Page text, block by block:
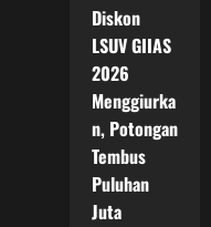
Diskon
LSUV GIIAS
2026
Menggiurka
n, Potongan
Tembus
Puluhan
Juta